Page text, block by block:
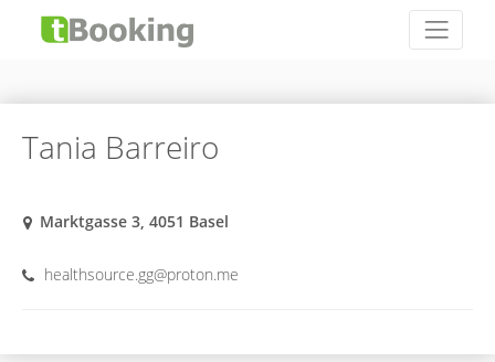
Tania Barreiro
Marktgasse 3, 4051 Basel
healthsource.gg@proton.me